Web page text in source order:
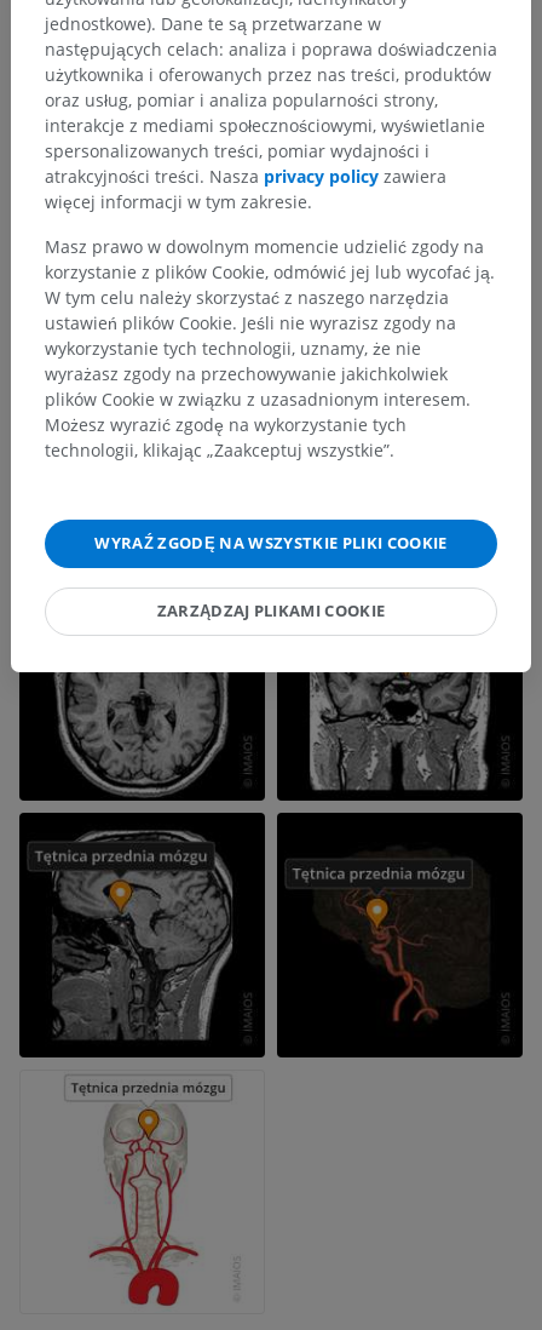
jednostkowe). Dane te są przetwarzane w
następujących celach: analiza i poprawa doświadczenia
użytkownika i oferowanych przez nas treści, produktów
oraz usług, pomiar i analiza popularności strony,
interakcje z mediami społecznościowymi, wyświetlanie
spersonalizowanych treści, pomiar wydajności i
atrakcyjności treści. Nasza privacy policy zawiera
więcej informacji w tym zakresie.
Masz prawo w dowolnym momencie udzielić zgody na
korzystanie z plików Cookie, odmówić jej lub wycofać ją.
W tym celu należy skorzystać z naszego narzędzia
ustawień plików Cookie. Jeśli nie wyrazisz zgody na
wykorzystanie tych technologii, uznamy, że nie
wyrażasz zgody na przechowywanie jakichkolwiek
plików Cookie w związku z uzasadnionym interesem.
Możesz wyrazić zgodę na wykorzystanie tych
technologii, klikając „Zaakceptuj wszystkie”.
WYRAŹ ZGODĘ NA WSZYSTKIE PLIKI COOKIE
ZARZĄDZAJ PLIKAMI COOKIE